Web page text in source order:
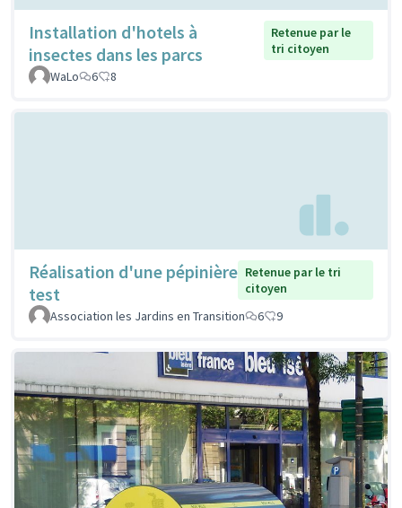
Installation d'hotels à
insectes dans les parcs
Retenue par le
tri citoyen
WaLo
6 8
Réalisation d'une pépinière
test
Retenue par le tri
citoyen
Association les Jardins en Transition
6 9